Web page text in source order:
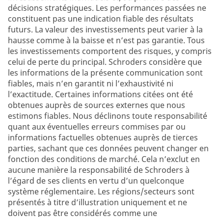
décisions stratégiques. Les performances passées ne
constituent pas une indication fiable des résultats
futurs. La valeur des investissements peut varier à la
hausse comme à la baisse et n’est pas garantie. Tous
les investissements comportent des risques, y compris
celui de perte du principal. Schroders considère que
les informations de la présente communication sont
fiables, mais n’en garantit ni l’exhaustivité ni
l’exactitude. Certaines informations citées ont été
obtenues auprès de sources externes que nous
estimons fiables. Nous déclinons toute responsabilité
quant aux éventuelles erreurs commises par ou
informations factuelles obtenues auprès de tierces
parties, sachant que ces données peuvent changer en
fonction des conditions de marché. Cela n’exclut en
aucune manière la responsabilité de Schroders à
l’égard de ses clients en vertu d’un quelconque
système réglementaire. Les régions/secteurs sont
présentés à titre d’illustration uniquement et ne
doivent pas être considérés comme une